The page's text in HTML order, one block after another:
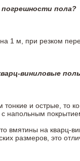
пола?
1 м, при резком
виниловые
и острые, то
с напольным
вмятины на кварц-
размеров, это